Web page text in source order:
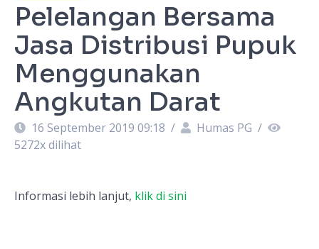
Pelelangan Bersama
Jasa Distribusi Pupuk
Menggunakan
Angkutan Darat
16 September 2019 09:18 / Humas PG /
5272x dilihat
Informasi lebih lanjut, klik di sini